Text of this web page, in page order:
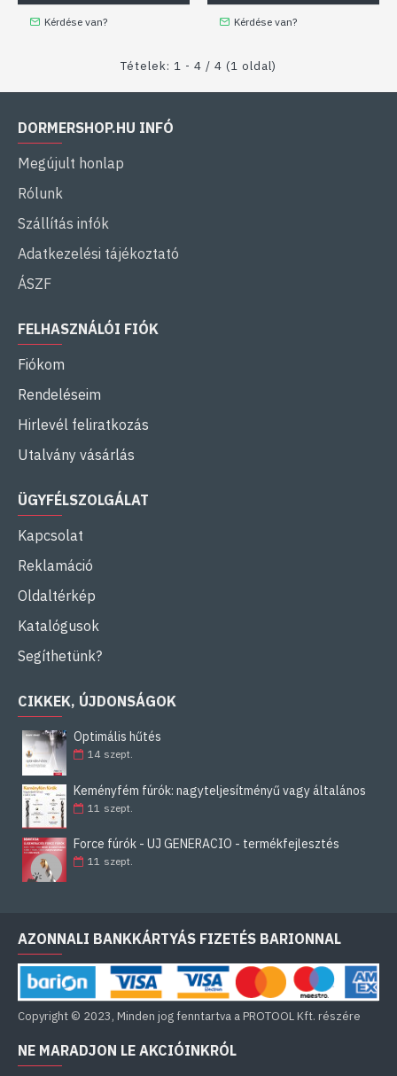
Kérdése van? Kérdése van?
Tételek: 1 - 4 / 4 (1 oldal)
DORMERSHOP.HU INFÓ
Megújult honlap
Rólunk
Szállítás infók
Adatkezelési tájékoztató
ÁSZF
FELHASZNÁLÓI FIÓK
Fiókom
Rendeléseim
Hirlevél feliratkozás
Utalvány vásárlás
ÜGYFÉLSZOLGÁLAT
Kapcsolat
Reklamáció
Oldaltérkép
Katalógusok
Segíthetünk?
CIKKEK, ÚJDONSÁGOK
Optimális hűtés
14 szept.
Keményfém fúrók: nagyteljesítményű vagy általános
11 szept.
Force fúrók - ÚJ GENERÁCIÓ - termékfejlesztés
11 szept.
AZONNALI BANKKÁRTYÁS FIZETÉS BARIONNAL
Copyright © 2023, Minden jog fenntartva a PROTOOL Kft. részére
NE MARADJON LE AKCIÓINKRÓL